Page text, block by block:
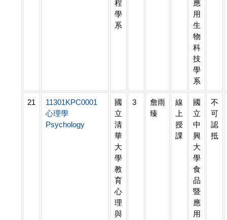
程
學
系
應
用
生
物
科
技
學
系
21
11301KPC0001
心理學
Psychology
國
立
清
華
大
學
教
育
心
理
與
3
詹雨
臻
線
上
授
課
國
立
中
興
大
學
食
品
暨
應
用
不
可
認
抵